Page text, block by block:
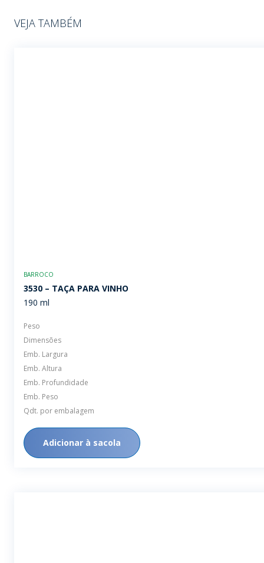
VEJA TAMBÉM
BARROCO
3530 – TAÇA PARA VINHO
190 ml
Peso
Dimensões
Emb. Largura
Emb. Altura
Emb. Profundidade
Emb. Peso
Qdt. por embalagem
Adicionar à sacola